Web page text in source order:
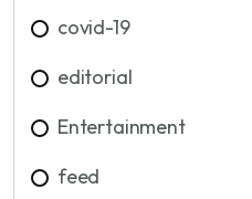
covid-19
editorial
Entertainment
feed